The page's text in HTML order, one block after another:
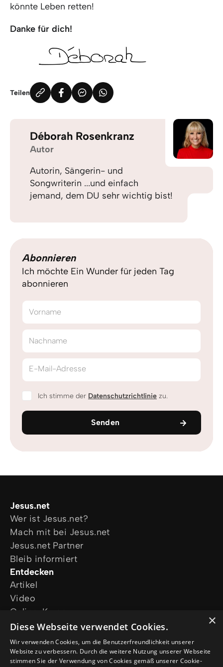
könnte Leben retten!
Danke für dich!
Teilen
Déborah Rosenkranz
Autor
Autorin, Sängerin- und
Songwriterin ...und einfach
jemand, dem DU sehr wichtig bist!
Abonnieren
Ich möchte Ein Wunder für jeden Tag
abonnieren
Vorname
Nachname
E-Mail-Adresse
Ich stimme der Datenschutzrichtlinie zu.
Senden
Jesus.net
Wer ist Jesus.net?
Mach mit bei Jesus.net
Jesus.net Partner
Bleib informiert
Entdecken
Artikel
Video
Online-Kurse
Unsere Projekte
Ich wünsche mir Gebet
Ich habe eine Frage
Folge uns
×
Diese Webseite verwendet Cookies.
Wir verwenden Cookies, um die Benutzerfreundlichkeit unserer
Website zu verbessern. Durch die weitere Nutzung unserer Webseite
stimmen Sie der Verwendung von Cookies gemäß unserer Cookie-